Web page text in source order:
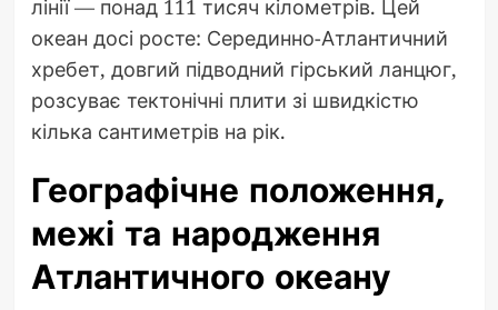
лінії — понад 111 тисяч кілометрів. Цей
океан досі росте: Серединно-Атлантичний
хребет, довгий підводний гірський ланцюг,
розсуває тектонічні плити зі швидкістю
кілька сантиметрів на рік.
Географічне положення,
межі та народження
Атлантичного океану